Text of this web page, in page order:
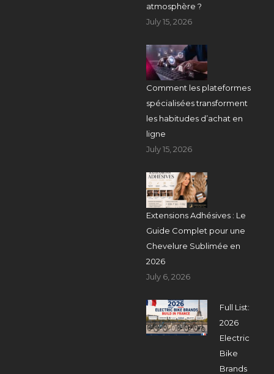
atmosphère ?
July 15, 2026
Comment les plateformes
spécialisées transforment
les habitudes d’achat en
ligne
July 15, 2026
Extensions Adhésives : Le
Guide Complet pour une
Chevelure Sublimée en
2026
July 6, 2026
Full List:
2026
Electric
Bike
Brands